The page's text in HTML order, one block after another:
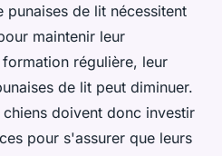
punaises de lit nécessitent
maintenir leur
régulière, leur
de lit peut diminuer.
doivent donc investir
pour s'assurer que leurs